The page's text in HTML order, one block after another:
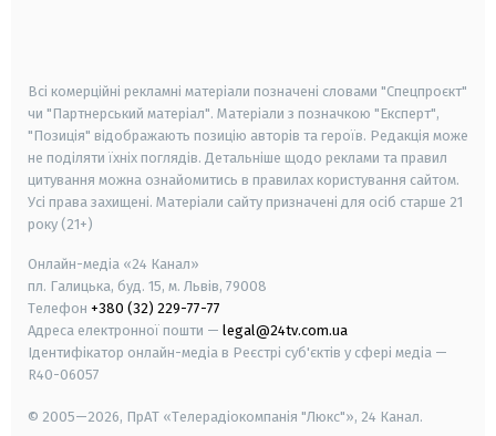
Всі комерційні рекламні матеріали позначені словами "Спецпроєкт"
чи "Партнерський матеріал". Матеріали з позначкою "Експерт",
"Позиція" відображають позицію авторів та героїв. Редакція може
не поділяти їхніх поглядів. Детальніше щодо реклами та правил
цитування можна ознайомитись в правилах користування сайтом.
Усі права захищені. Матеріали сайту призначені для осіб старше 21
року (21+)
Онлайн-медіа «24 Канал»
пл. Галицька, буд. 15, м. Львів, 79008
Телефон +380 (32) 229-77-77
Адреса електронної пошти — legal@24tv.com.ua
Ідентифікатор онлайн-медіа в Реєстрі суб'єктів у сфері медіа —
R40-06057
© 2005—2026, ПрАТ «Телерадіокомпанія "Люкс"», 24 Канал.